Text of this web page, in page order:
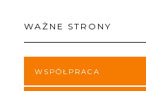
WAŻNE STRONY
WSPÓŁPRACA